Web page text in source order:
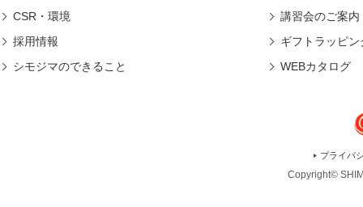
CSR・環境
採用情報
シモジマのできること
講習会のご案内
ギフトラッピン
WEBカタログ
プライバ
Copyright©